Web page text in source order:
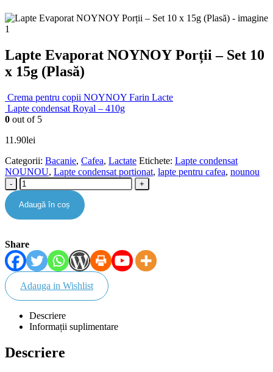
Lapte Evaporat NOΥNOΥ Porții – Set 10
x 15g (Plasă)
Crema pentru copii NOYNOY Farin Lacte
Lapte condensat Royal – 410g
0 out of 5
11.90lei
Categorii: Bacanie, Cafea, Lactate Etichete: Lapte condensat
NOUNOU, Lapte condensat portionat, lapte pentru cafea, nounou
- +
Adaugă în coș
Share
Adauga in Wishlist
Descriere
Informații suplimentare
Descriere